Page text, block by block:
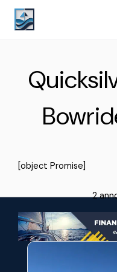
[object Promise]
2